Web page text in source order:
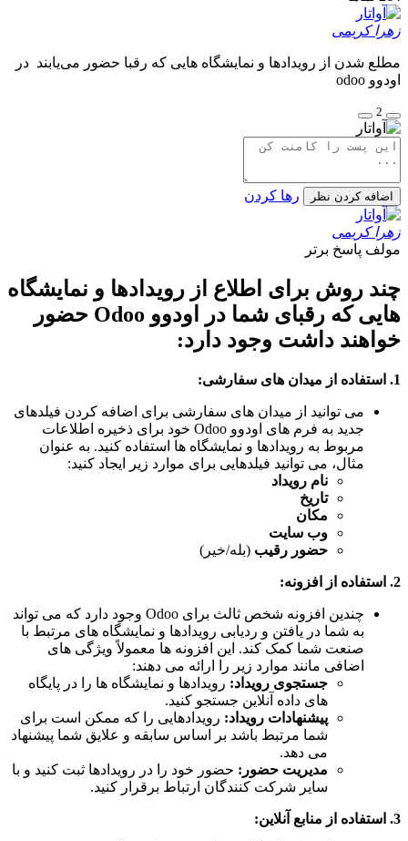
زهرا کریمی
مطلع شدن از رویدادها و نمایشگاه هایی که رقبا حضور می‌یابند در
اودوو odoo
2
اضافه کردن نظر رها کردن
زهرا کریمی
مولف پاسخ برتر
چند روش برای اطلاع از رویدادها و نمایشگاه
هایی که رقبای شما در اودوو Odoo حضور
خواهند داشت وجود دارد:
1. استفاده از میدان های سفارشی:
می توانید از میدان های سفارشی برای اضافه کردن فیلدهای
جدید به فرم های اودوو Odoo خود برای ذخیره اطلاعات
مربوط به رویدادها و نمایشگاه ها استفاده کنید. به عنوان
مثال، می توانید فیلدهایی برای موارد زیر ایجاد کنید:
نام رویداد
تاریخ
مکان
وب سایت
حضور رقیب (بله/خیر)
2. استفاده از افزونه:
چندین افزونه شخص ثالث برای Odoo وجود دارد که می تواند
به شما در یافتن و ردیابی رویدادها و نمایشگاه های مرتبط با
صنعت شما کمک کند. این افزونه ها معمولاً ویژگی های
اضافی مانند موارد زیر را ارائه می دهند:
جستجوی رویداد: رویدادها و نمایشگاه ها را در پایگاه
های داده آنلاین جستجو کنید.
پیشنهادات رویداد: رویدادهایی را که ممکن است برای
شما مرتبط باشد بر اساس سابقه و علایق شما پیشنهاد
می دهد.
مدیریت حضور: حضور خود را در رویدادها ثبت کنید و با
سایر شرکت کنندگان ارتباط برقرار کنید.
3. استفاده از منابع آنلاین: